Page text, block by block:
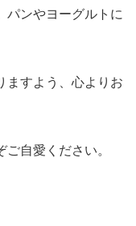
パンやヨーグルトに
ますよう、心よりお
自愛ください。